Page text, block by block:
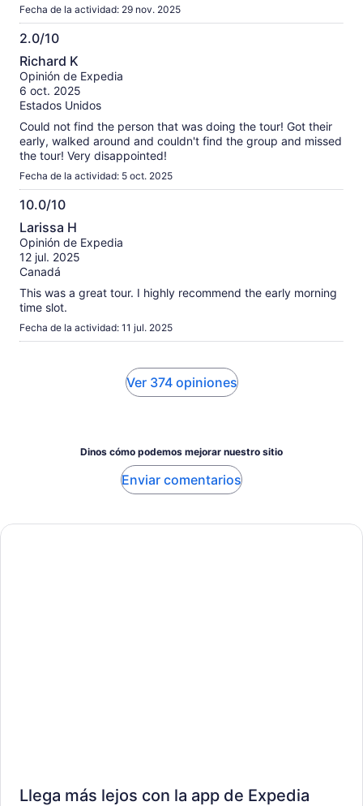
Fecha de la actividad: 29 nov. 2025
2.0/10
2.0
de
10
Richard K
Opinión de Expedia
6 oct. 2025
Estados Unidos
Could not find the person that was doing the tour! Got their
early, walked around and couldn't find the group and missed
the tour! Very disappointed!
Fecha de la actividad: 5 oct. 2025
10.0/10
10.0
de
10
Larissa H
Opinión de Expedia
12 jul. 2025
Canadá
This was a great tour. I highly recommend the early morning
time slot.
Fecha de la actividad: 11 jul. 2025
Ver 374 opiniones
Dinos cómo podemos mejorar nuestro sitio
Enviar comentarios
Llega más lejos con la app de Expedia